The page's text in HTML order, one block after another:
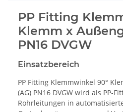
PP Fitting
Klemm x
PN16 DVGW
Einsatzbereich
PP Fitting Klemmwinkel 90°
(AG) PN16 DVGW wird als PP-
Rohrleitungen in